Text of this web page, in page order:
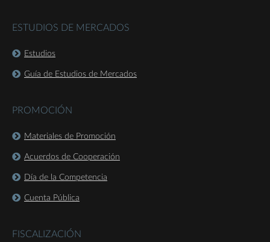
ESTUDIOS DE MERCADOS
Estudios
Guía de Estudios de Mercados
PROMOCIÓN
Materiales de Promoción
Acuerdos de Cooperación
Día de la Competencia
Cuenta Pública
FISCALIZACIÓN